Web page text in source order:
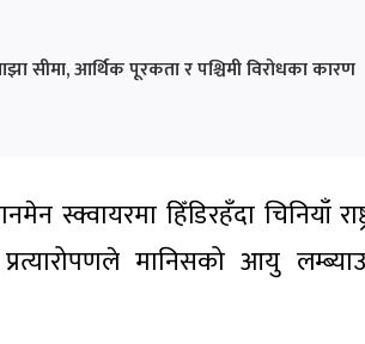
आर्थिक पूरकता र पश्चिमी विरोधका कारण
स्क्वायरमा हिँडिरहँदा चिनियाँ
प्रत्यारोपणले मानिसको आयु